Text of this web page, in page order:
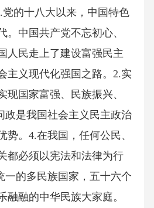
党的十八大以来，中国特色
。中国共产党不忘初心、
人民走上了建设富强民主
主义现代化强国之路。2.实
现国家富强、民族振兴、
政是我国社会主义民主政治
势。4.在我国，任何公民、
都必须以宪法和法律为行
一的多民族国家，五十六个
融融的中华民族大家庭。